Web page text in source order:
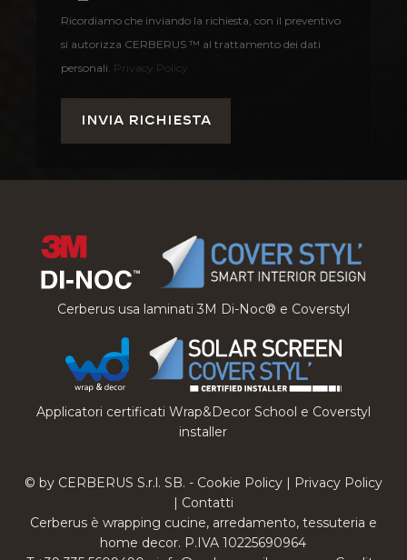
Ricordiamo che inviando la richiesta, con il preventivo
si autorizza CERBERUS ™ al trattamento dei dati
personali. Privacy Policy
Cerberus usa laminati 3M Di-Noc® e Coverstyl
Applicatori certificati Wrap&Decor School e Coverstyl
installer
© by CERBERUS S.r.l. SB. - Cookie Policy| Privacy Policy
| Contatti
Cerberus è wrapping cucine, arredamento, tessuteria e
home decor. P.IVA 10225690964